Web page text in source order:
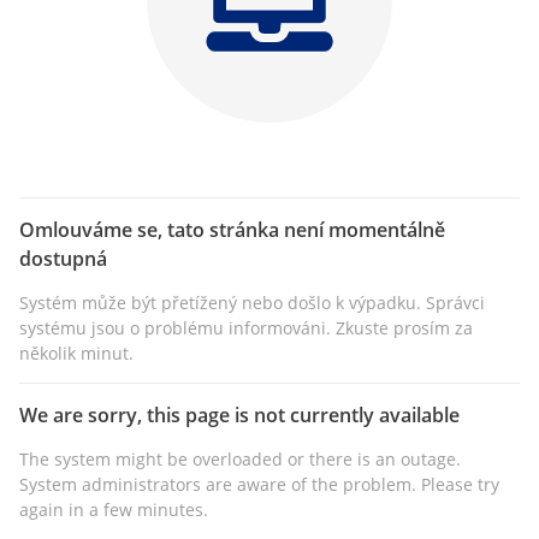
Omlouváme se, tato stránka není momentálně
dostupná
Systém může být přetížený nebo došlo k výpadku. Správci
systému jsou o problému informováni. Zkuste prosím za
několik minut.
We are sorry, this page is not currently available
The system might be overloaded or there is an outage.
System administrators are aware of the problem. Please try
again in a few minutes.